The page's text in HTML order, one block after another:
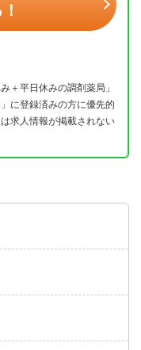
＋平日休みの調剤薬局」
に登録済みの方に優先的
求人情報が掲載されない